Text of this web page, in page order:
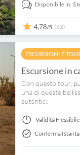
Disponibile in:
4,78/5 (62)
ESCURSIONI E
Escursione in
Con questo tour,
una di queste
autentici.
Validità Flessibile
Conferma